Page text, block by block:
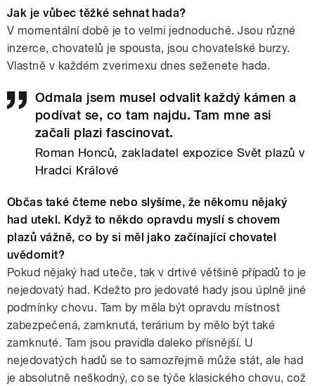
Jak je vůbec těžké sehnat hada?
V momentální době je to velmi jednoduché. Jsou různé
inzerce, chovatelů je spousta, jsou chovatelské burzy.
Vlastně v každém zverimexu dnes seženete hada.
Odmala jsem musel odvalit každý kámen a
podívat se, co tam najdu. Tam mne asi
začali plazi fascinovat.
Roman Honců, zakladatel expozice Svět plazů v
Hradci Králové
Občas také čteme nebo slyšíme, že někomu nějaký
had utekl. Když to někdo opravdu myslí s chovem
plazů vážně, co by si měl jako začínající chovatel
uvědomit?
Pokud nějaký had uteče, tak v drtivé většině případů to je
nejedovatý had. Kdežto pro jedovaté hady jsou úplně jiné
podmínky chovu. Tam by měla být opravdu místnost
zabezpečená, zamknutá, terárium by mělo být také
zamknuté. Tam jsou pravidla daleko přísnější. U
nejedovatých hadů se to samozřejmě může stát, ale had
je absolutně neškodný, co se týče klasického chovu, což